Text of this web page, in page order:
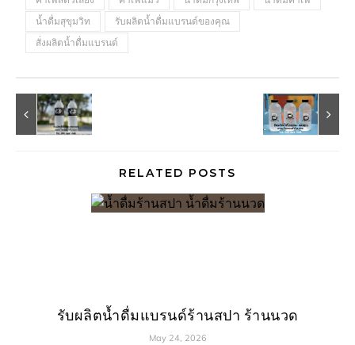
น้ำดื่มสุขุมวิท
รับผลิตน้ำดื่มแบรนด์ของคุณ
สั่งผลิตน้ำดื่มแบรนด์
RELATED POSTS
รับผลิตน้ำดื่มแบรนด์ร้านสปา ร้านนวด
May 24, 2026